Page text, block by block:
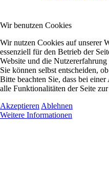
Wir benutzen Cookies
Wir nutzen Cookies auf unserer
essenziell für den Betrieb der
Website und die
Sie können selbst entscheiden,
Bitte beachten Sie, dass bei
alle Funktionalitäten der Seite
Akzeptieren Ablehnen
Weitere Informationen